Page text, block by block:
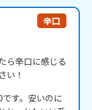
辛口
ら辛口に感じる
い！
す。安いのに